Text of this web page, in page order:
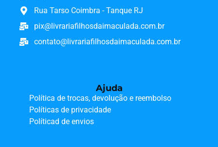
Rua Tarso Coimbra - Tanque RJ
pix@livrariafilhosdaimaculada.com.br
contato@livrariafilhosdaimaculada.com.br
Ajuda
Política de trocas, devolução e reembolso
Políticas de privacidade
Políticad de envios